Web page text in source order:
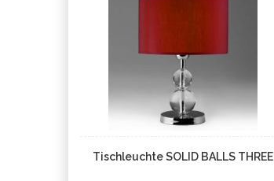
Tischleuchte SOLID BALLS THREE